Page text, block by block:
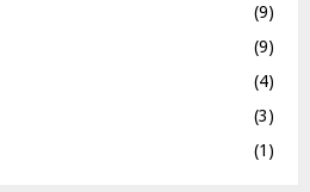
(9)
(9)
(4)
(3)
(1)